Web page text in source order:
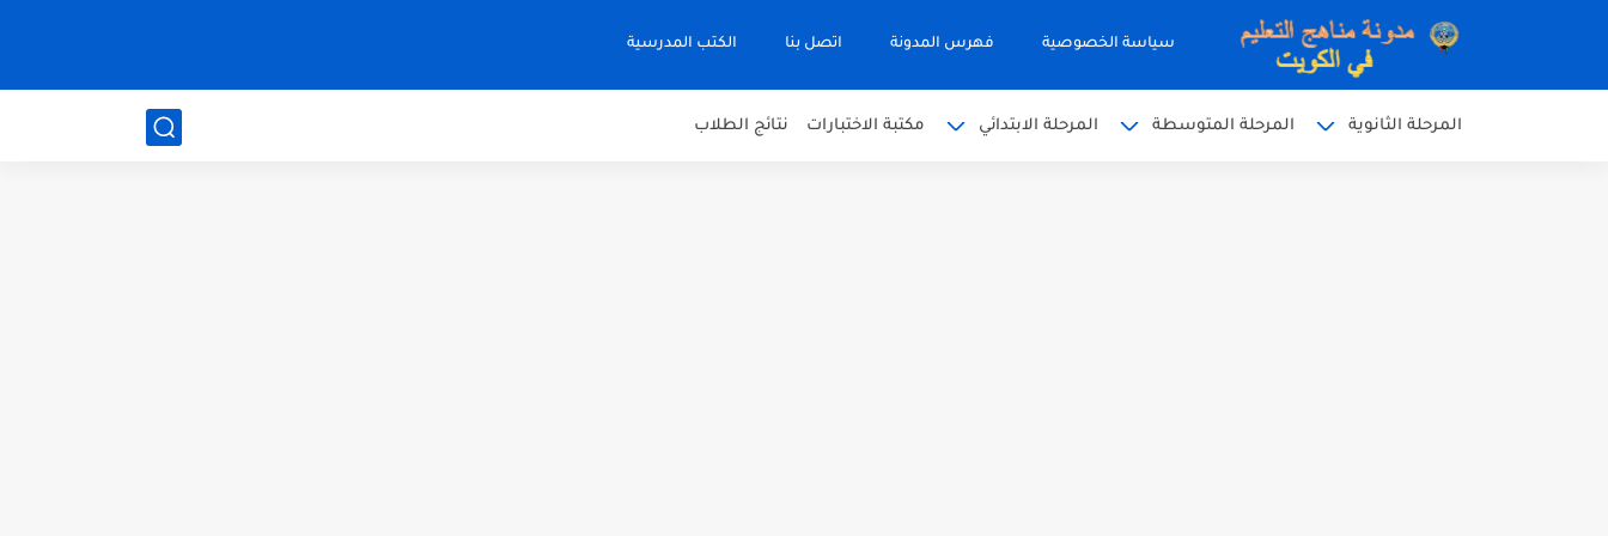
سياسة الخصوصية فهرس المدونة اتصل بنا الكتب المدرسية
المرحلة الثانوية المرحلة المتوسطة المرحلة الابتدائي مكتبة الاختبارات نتائج الطلاب